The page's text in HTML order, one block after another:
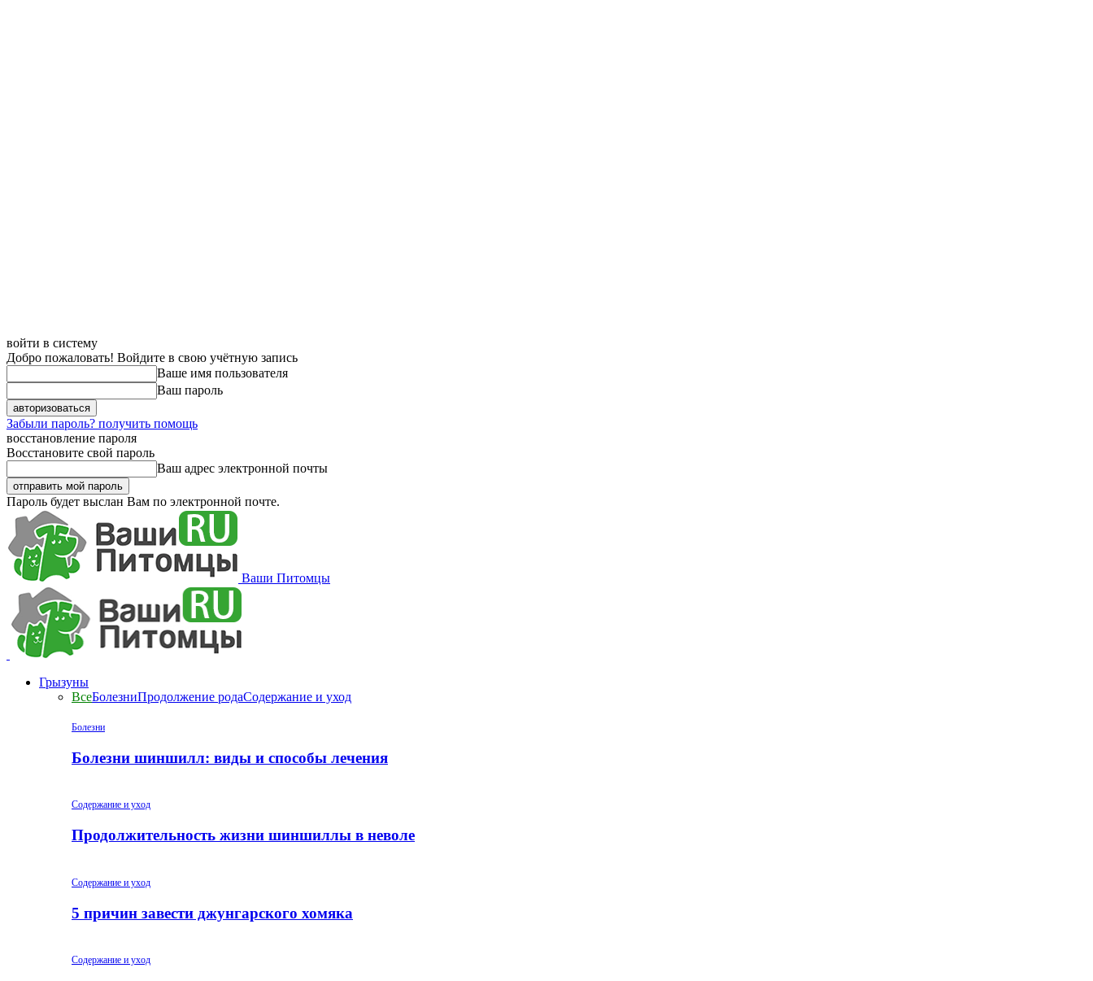
войти в систему
Добро пожаловать! Войдите в свою учётную запись
Ваше имя пользователя
Ваш пароль
Забыли пароль? получить помощь
восстановление пароля
Восстановите свой пароль
Ваш адрес электронной почты
Пароль будет выслан Вам по электронной почте.
Ваши Питомцы
Грызуны
ВсеБолезниПродолжение родаСодержание и уход
Болезни
Болезни шиншилл: виды и способы лечения
Содержание и уход
Продолжительность жизни шиншиллы в неволе
Содержание и уход
5 причин завести джунгарского хомяка
Содержание и уход